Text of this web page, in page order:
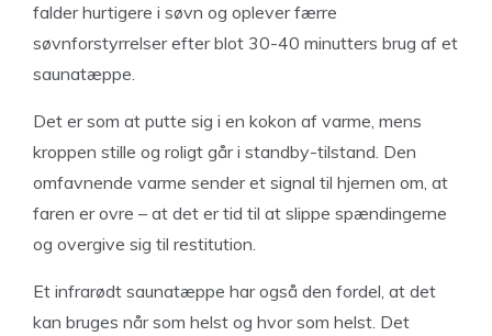
falder hurtigere i søvn og oplever færre
søvnforstyrrelser efter blot 30-40 minutters brug af et
saunatæppe.
Det er som at putte sig i en kokon af varme, mens
kroppen stille og roligt går i standby-tilstand. Den
omfavnende varme sender et signal til hjernen om, at
faren er ovre – at det er tid til at slippe spændingerne
og overgive sig til restitution.
Et infrarødt saunatæppe har også den fordel, at det
kan bruges når som helst og hvor som helst. Det